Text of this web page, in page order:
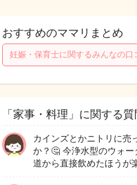
おすすめのママリまとめ
妊娠・保育士に関するみんなの口
「家事・料理」に関する質
カインズとかニトリに売
か？🤔 今浄水型のウォ
道から直接飲めたほうが